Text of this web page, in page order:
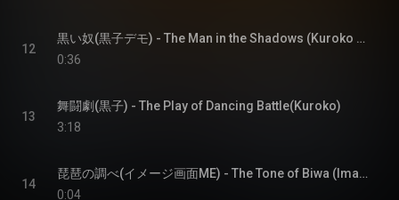
12
黒い奴(黒子デモ) - The Man in the Shadows (Kuroko Demo)
0:36
13
舞闘劇(黒子) - The Play of Dancing Battle(Kuroko)
3:18
14
琵琶の調べ(イメージ画面ME) - The Tone of Biwa (Image Screen ME)
0:04